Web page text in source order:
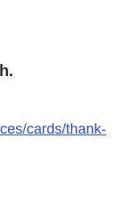
cards/thank-